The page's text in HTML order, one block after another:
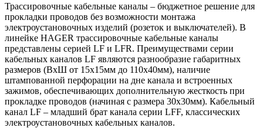
Трассировочные кабельные каналы – бюджетное решение для
прокладки проводов без возможности монтажа
электроустановочных изделий (розеток и выключателей). В
линейке HAGER трассировочные кабельные каналы
представлены серией LF и LFR. Преимуществами серии
кабельных каналов LF являются разнообразие габаритных
размеров (ВхШ от 15х15мм до 110х40мм), наличие
штампованной перфорации на дне канала и встроенных
зажимов, обеспечивающих дополнительную жесткость при
прокладке проводов (начиная с размера 30х30мм). Кабельный
канал LF – младший брат канала серии LFF, классических
электроустановочных кабельных каналов.